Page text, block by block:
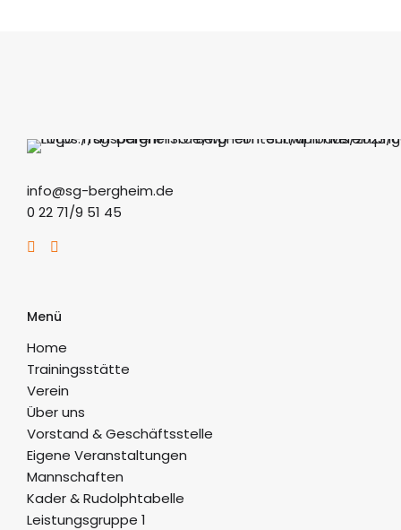
info@sg-bergheim.de
0 22 71/9 51 45
Menü
Home
Trainingsstätte
Verein
Über uns
Vorstand & Geschäftsstelle
Eigene Veranstaltungen
Mannschaften
Kader & Rudolphtabelle
Leistungsgruppe 1